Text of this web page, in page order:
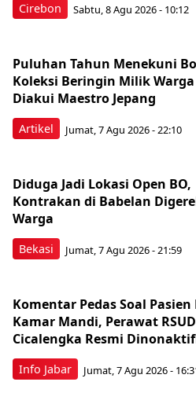
Cirebon Sabtu, 8 Agu 2026 - 10:12
Artikel
Puluhan Tahun Menekuni
Koleksi Beringin Milik
Diakui Maestro Jepang
Jumat, 7 Agu 2026 - 22:10
Bekasi
Diduga Jadi Lokasi Open BO,
Kontrakan di Babelan
Warga
Jumat, 7 Agu 2026 - 21:59
Info Jabar
Komentar Pedas Soal Pasien
Kamar Mandi, Perawat RSUD
Cicalengka Resmi
Jumat, 7 Agu 2026 -